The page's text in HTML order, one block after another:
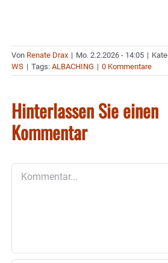
Von Renate Drax | Mo. 2.2.2026 - 14:05 |
WS | Tags: ALBACHING | 0 Kommentare
Hinterlassen Sie einen
Kommentar